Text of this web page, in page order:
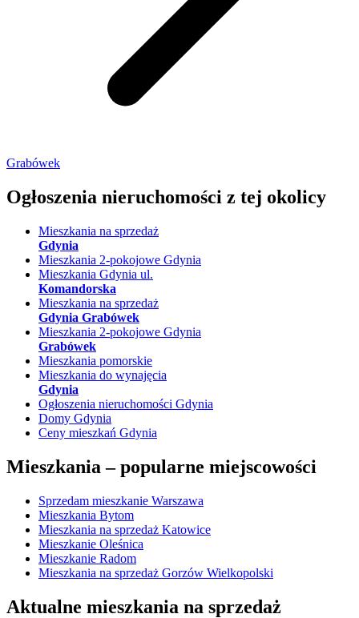
Grabówek
Ogłoszenia nieruchomości z tej okolicy
Mieszkania na sprzedaż
Gdynia
Mieszkania 2-pokojowe Gdynia
Mieszkania Gdynia ul.
Komandorska
Mieszkania na sprzedaż
Gdynia Grabówek
Mieszkania 2-pokojowe Gdynia
Grabówek
Mieszkania pomorskie
Mieszkania do wynajęcia
Gdynia
Ogłoszenia nieruchomości Gdynia
Domy Gdynia
Ceny mieszkań Gdynia
Mieszkania –popularne miejscowości
Sprzedam mieszkanie Warszawa
Mieszkania Bytom
Mieszkania na sprzedaż Katowice
Mieszkanie Oleśnica
Mieszkanie Radom
Mieszkania na sprzedaż Gorzów Wielkopolski
Aktualne mieszkania na sprzedaż